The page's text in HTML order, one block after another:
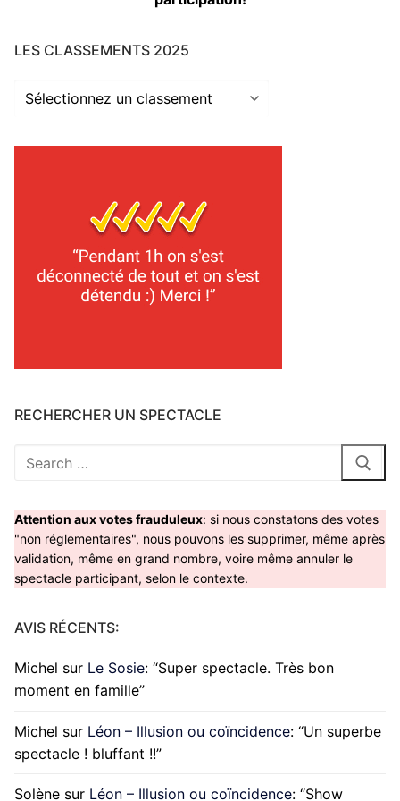
LES CLASSEMENTS 2025
Les
RECHERCHER UN SPECTACLE
Rechercher
Attention aux votes frauduleux: si nous constatons des votes
"non réglementaires", nous pouvons les supprimer, même après
validation, même en grand nombre, voire même annuler le
spectacle participant, selon le contexte.
AVIS RÉCENTS:
Michel sur Le Sosie: “Super spectacle. Très bon
moment en famille”
Michel sur Léon – Illusion ou coïncidence: “Un superbe
spectacle ! bluffant !!”
Solène sur Léon – Illusion ou coïncidence: “Show